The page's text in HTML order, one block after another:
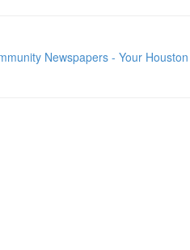
Newspapers - Your Houston